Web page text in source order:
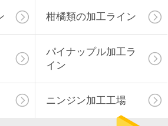
柑橘類の加工ライン
パイナップル加工ラ
イン
ニンジン加工工場